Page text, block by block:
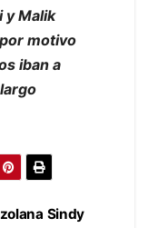
y Malik
motivo
iban a
Sindy